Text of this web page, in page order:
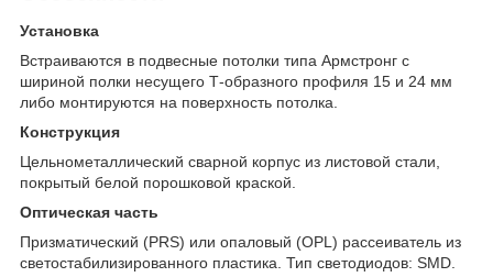
Установка
Встраиваются в подвесные потолки типа Армстронг с
шириной полки несущего Т-образного профиля 15 и 24 мм
либо монтируются на поверхность потолка.
Конструкция
Цельнометаллический сварной корпус из листовой стали,
покрытый белой порошковой краской.
Оптическая часть
Призматический (PRS) или опаловый (OPL) рассеиватель из
светостабилизированного пластика. Тип светодиодов: SMD.